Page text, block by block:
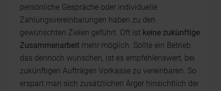
persönliche Gespräche oder individuelle
Zahlungsvereinbarungen haben zu den
gewünschten Zielen geführt. Oft ist keine zukünftige
Zusammenarbeit mehr möglich. Sollte ein Betrieb
das dennoch wünschen, ist es empfehlenswert, bei
zukünftigen Aufträgen Vorkasse zu vereinbaren. So
erspart man sich zusätzlichen Ärger hinsichtlich der